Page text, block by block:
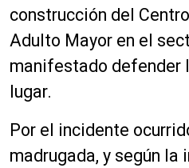
d
u
c
t
o
r
d
e
construcción del
Adulto Mayor en el
manifestado defender
lugar.
Por el incidente
madrugada, y según la